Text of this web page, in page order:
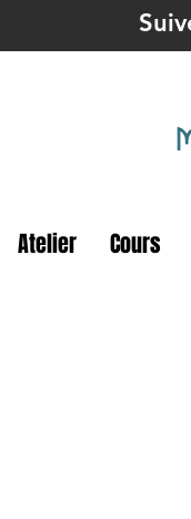
Atelier Cours